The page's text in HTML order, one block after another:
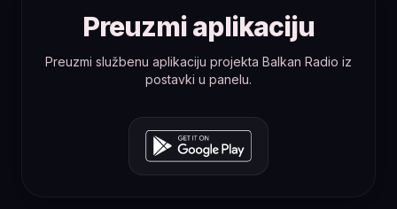
Preuzmi aplikaciju
Preuzmi službenu aplikaciju projekta Balkan Radio iz
postavki u panelu.